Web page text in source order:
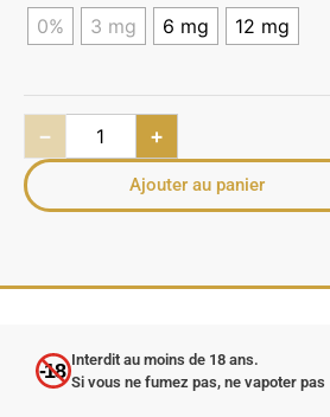
0% 3 mg 6 mg 12 mg
− +
Ajouter au panier
-18 Interdit au moins de 18 ans.
Si vous ne fumez pas, ne vapoter pas